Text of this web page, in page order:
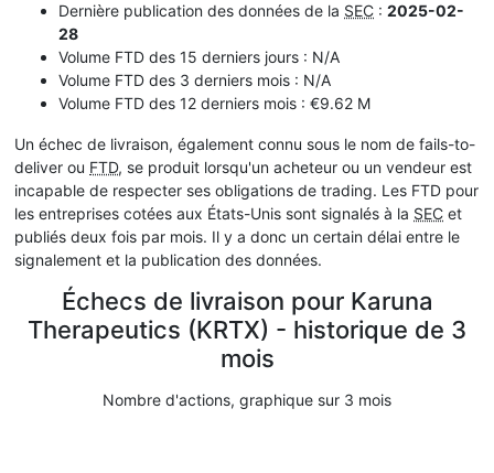
Dernière publication des données de la SEC : 2025-02-
28
Volume FTD des 15 derniers jours : N/A
Volume FTD des 3 derniers mois : N/A
Volume FTD des 12 derniers mois : €9.62 M
Un échec de livraison, également connu sous le nom de fails-to-
deliver ou FTD, se produit lorsqu'un acheteur ou un vendeur est
incapable de respecter ses obligations de trading. Les FTD pour
les entreprises cotées aux États-Unis sont signalés à la SEC et
publiés deux fois par mois. Il y a donc un certain délai entre le
signalement et la publication des données.
Échecs de livraison pour Karuna
Therapeutics (KRTX) - historique de 3
mois
Nombre d'actions, graphique sur 3 mois